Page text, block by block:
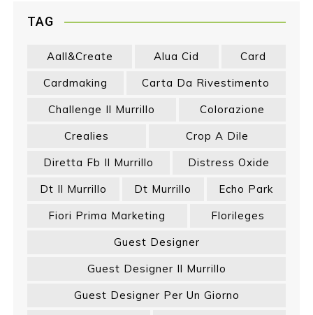
TAG
Aall&create Alua Cid
Card
Cardmaking
Carta Da Rivestimento
Challenge Il Murrillo
Colorazione
Crealies
Crop A Dile
Diretta Fb Il Murrillo
Distress Oxide
Dt Il Murrillo
Dt Murrillo
Echo Park
Fiori Prima Marketing
Florileges
Guest Designer
Guest Designer Il Murrillo
Guest Designer Per Un Giorno